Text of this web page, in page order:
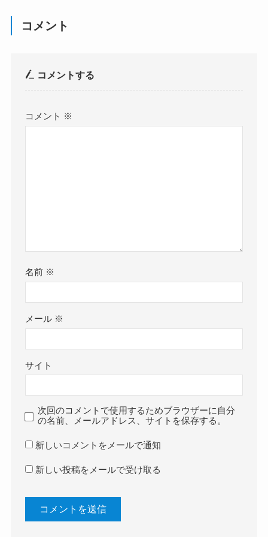
コメント
コメントする
コメント ※
名前 ※
メール ※
サイト
次回のコメントで使用するためブラウザーに自分
の名前、メールアドレス、サイトを保存する。
新しいコメントをメールで通知
新しい投稿をメールで受け取る